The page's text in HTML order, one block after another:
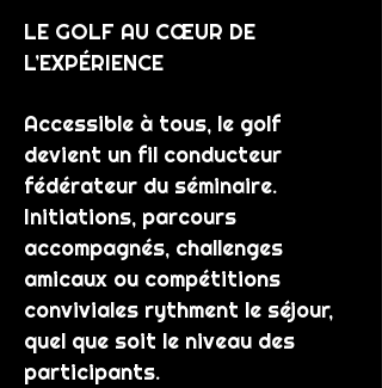
LE GOLF AU CŒUR DE
L’EXPÉRIENCE
Accessible à tous, le golf
devient un fil conducteur
fédérateur du séminaire.
Initiations, parcours
accompagnés, challenges
amicaux ou compétitions
conviviales rythment le séjour,
quel que soit le niveau des
participants.